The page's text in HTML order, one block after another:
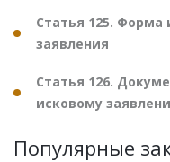
Статья 125. Форма
заявления
Статья 126.
исковому
Популярные